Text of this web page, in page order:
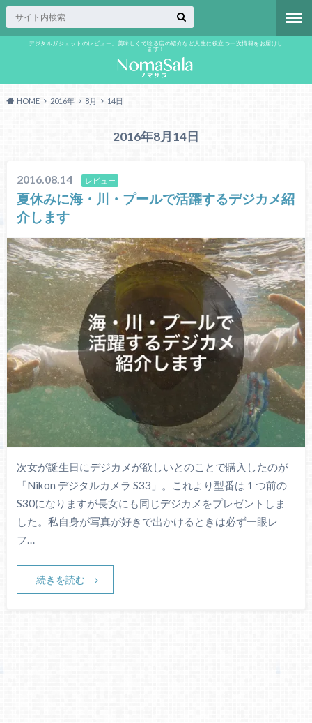
デジタルガジェットのレビュー、美味しくて唸る店の紹介など人生に役立つ一次情報をお届けし
ます！
HOME 2016年 8月 14日
2016年8月14日
2016.08.14 レビュー
夏休みに海・川・プールで活躍するデジカメ紹
介します
次女が誕生日にデジカメが欲しいとのことで購入したのが
「Nikon デジタルカメラ S33」。これより型番は１つ前の
S30になりますが長女にも同じデジカメをプレゼントしま
した。私自身が写真が好きで出かけるときは必ず一眼レ
フ…
続きを読む